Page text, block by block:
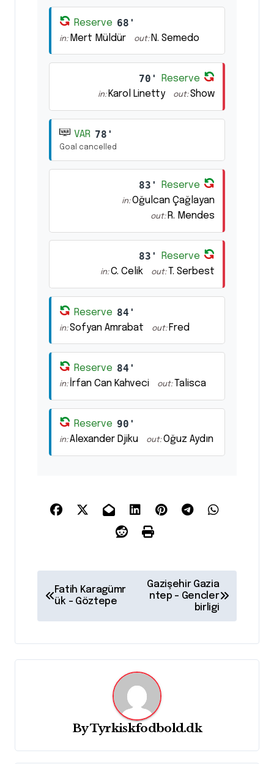
Reserve 68'
in: Mert Müldür out: N. Semedo
70' Reserve
in: Karol Linetty out: Show
VAR 78'
Goal cancelled
83' Reserve
in: Oğulcan Çağlayan
out: R. Mendes
83' Reserve
in: C. Celik out: T. Serbest
Reserve 84'
in: Sofyan Amrabat out: Fred
Reserve 84'
in: İrfan Can Kahveci out: Talisca
Reserve 90'
in: Alexander Djiku out: Oğuz Aydın
n
d
l
æ
Fatih Karagümr
ük – Göztepe
Gazişehir Gazia
ntep – Gencler
birligi
ByTyrkiskfodbold.dk